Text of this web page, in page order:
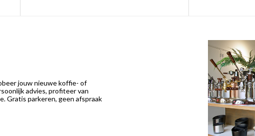
jouw nieuwe koffie- of
advies, profiteer van
Gratis parkeren, geen afspraak